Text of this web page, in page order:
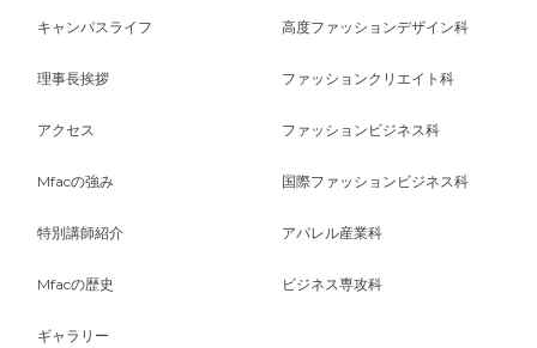
キャンパスライフ
理事長挨拶
アクセス
Mfacの強み
特別講師紹介
Mfacの歴史
ギャラリー
高度ファッションデザイン科
ファッションクリエイト科
ファッションビジネス科
国際ファッションビジネス科
アパレル産業科
ビジネス専攻科